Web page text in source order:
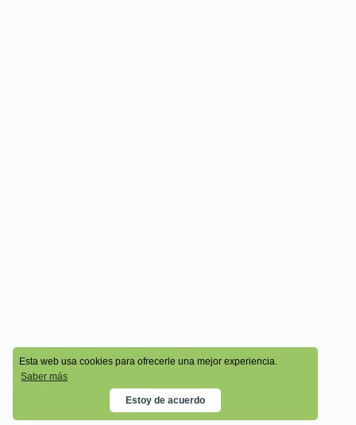
Esta web usa cookies para ofrecerle una mejor experiencia.
Saber más
Estoy de acuerdo
© 2026 - Cala Academy